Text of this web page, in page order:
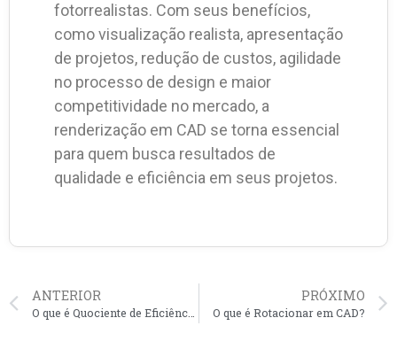
fotorrealistas. Com seus benefícios,
como visualização realista, apresentação
de projetos, redução de custos, agilidade
no processo de design e maior
competitividade no mercado, a
renderização em CAD se torna essencial
para quem busca resultados de
qualidade e eficiência em seus projetos.
ANTERIOR
O que é Quociente de Eficiência em CAD?
PRÓXIMO
O que é Rotacionar em CAD?